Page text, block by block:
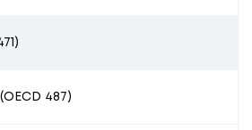
487)